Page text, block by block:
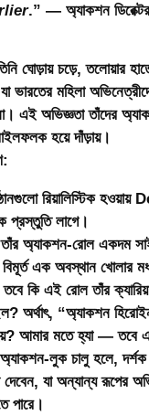
.” — অ্যাকশন
ঘোড়ায় চড়ে, তলোয়ার
ভারতের মহিলা
এই অভিজ্ঞতা তাঁদের
হয়ে দাঁড়ায়।
রিয়ালিস্টিক
প্রস্তুতি লাগে।
তাঁর অ্যাকশন-রোল একদম
এক অবস্থান খোলার
তবে কি এই রোল তাঁর
অর্থাৎ, “অ্যাকশন
আমার মতে হ্যা — তবে
লুক চালু হলে, দর্শক
দেবেন, যা অন্যান্য রূপের
পারে।